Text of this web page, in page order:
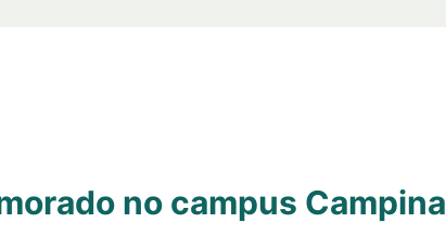
no campus Campina